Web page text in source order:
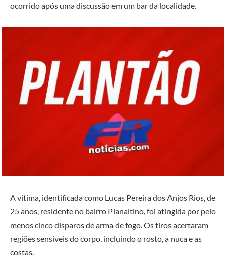
ocorrido após uma discussão em um bar da localidade.
A vítima, identificada como Lucas Pereira dos Anjos Rios, de
25 anos, residente no bairro Planaltino, foi atingida por pelo
menos cinco disparos de arma de fogo. Os tiros acertaram
regiões sensíveis do corpo, incluindo o rosto, a nuca e as
costas.